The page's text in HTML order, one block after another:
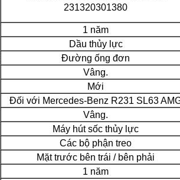
231320301380
1 năm
Dầu thủy lực
Đường ống đơn
Vâng.
Mới
Đối với Mercedes-Benz R231 SL63
Vâng.
Máy hút sốc thủy lực
Các bộ phận treo
Mặt trước bên trái / bên phải
1 năm